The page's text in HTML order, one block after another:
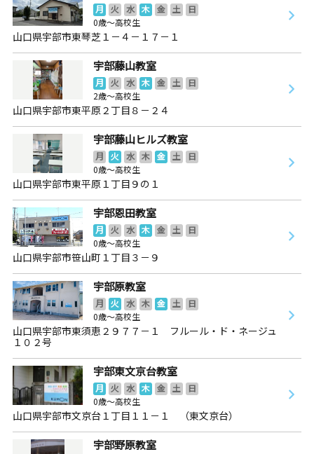
月 火 水 木 金 土
日
0歳～高校生
山口県宇部市東琴芝１－４－１７－１
宇部藤山教室
月 火 水 木 金 土
日
2歳～高校生
山口県宇部市東平原２丁目８－２４
宇部藤山ヒルズ教室
月 火 水 木 金 土
日
0歳～高校生
山口県宇部市東平原１丁目９の１
宇部恩田教室
月 火 水 木 金 土
日
0歳～高校生
山口県宇部市笹山町１丁目３－９
宇部原教室
月 火 水 木 金 土
日
0歳～高校生
山口県宇部市東須恵２９７７－１ フルール・ド・ネージュ
１０２号
宇部東文京台教室
月 火 水 木 金 土
日
0歳～高校生
山口県宇部市文京台１丁目１１－１ （東文京台）
宇部野原教室